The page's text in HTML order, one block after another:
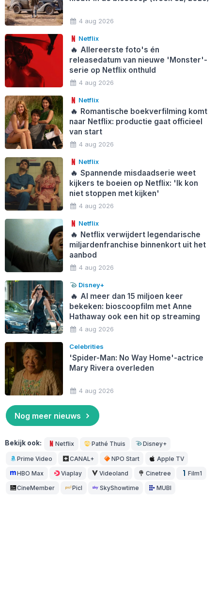
4 aug 2026
Netflix
🔥 Allereerste foto's én
releasedatum van nieuwe 'Monster'-
serie op Netflix onthuld
4 aug 2026
Netflix
🔥 Romantische boekverfilming komt
naar Netflix: productie gaat officieel
van start
4 aug 2026
Netflix
🔥 Spannende misdaadserie weet
kijkers te boeien op Netflix: 'Ik kon
niet stoppen met kijken'
4 aug 2026
Netflix
🔥 Netflix verwijdert legendarische
miljardenfranchise binnenkort uit het
aanbod
4 aug 2026
Disney+
🔥 Al meer dan 15 miljoen keer
bekeken: bioscoopfilm met Anne
Hathaway ook een hit op streaming
4 aug 2026
Celebrities
'Spider-Man: No Way Home'-actrice
Mary Rivera overleden
4 aug 2026
Nog meer nieuws
Bekijk ook: Netflix Pathé Thuis Disney+
Prime Video CANAL+ NPO Start Apple TV
HBO Max Viaplay Videoland Cinetree Film1
CineMember Picl SkyShowtime MUBI